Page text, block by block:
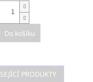
Do košíku
PRODUKTY